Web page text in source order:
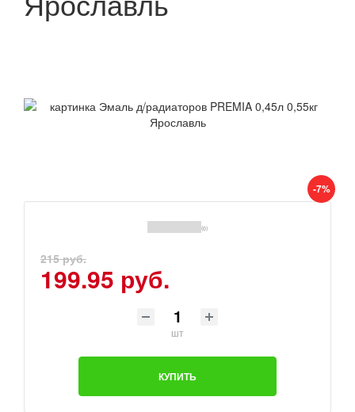
-7%
(0)
215 руб.
199.95 руб.
шт
КУПИТЬ